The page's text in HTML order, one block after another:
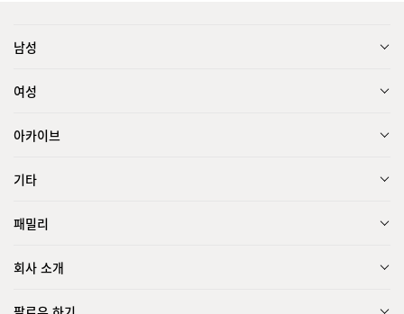
남성
여성
아카이브
기타
패밀리
회사 소개